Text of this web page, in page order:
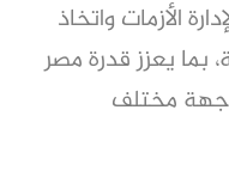
الأزمات واتخاذ
بما يعزز قدرة مصر
مختلف